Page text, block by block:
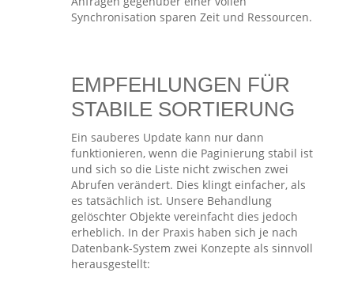
Synchronisation sparen Zeit und Ressourcen.
EMPFEHLUNGEN FÜR
STABILE SORTIERUNG
Ein sauberes Update kann nur dann
funktionieren, wenn die Paginierung stabil ist
und sich so die Liste nicht zwischen zwei
Abrufen verändert. Dies klingt einfacher, als
es tatsächlich ist. Unsere Behandlung
gelöschter Objekte vereinfacht dies jedoch
erheblich. In der Praxis haben sich je nach
Datenbank-System zwei Konzepte als sinnvoll
herausgestellt: